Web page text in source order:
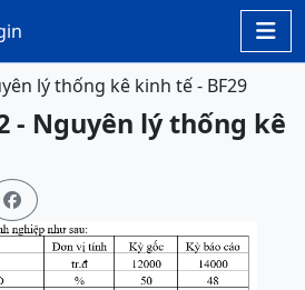

lý thống kê kinh tế - BF29
- Nguyên lý thống kê
